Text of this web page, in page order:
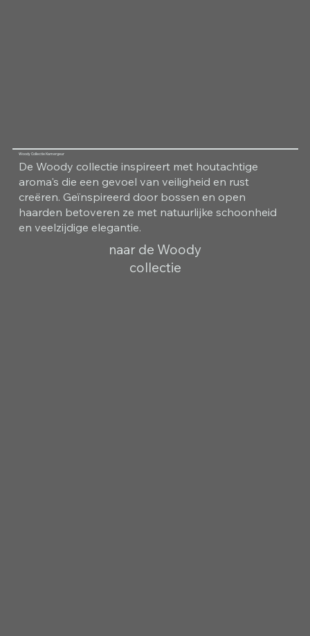
Woody Collectie Kamergeur
De Woody collectie inspireert met houtachtige
aroma's die een gevoel van veiligheid en rust
creëren. Geïnspireerd door bossen en open
haarden betoveren ze met natuurlijke schoonheid
en veelzijdige elegantie.
naar de Woody
collectie